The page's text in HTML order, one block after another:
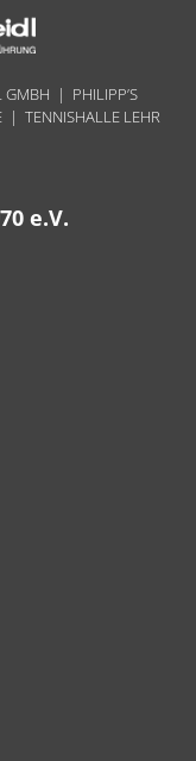
GMBH | PHILIPP’S
TENNISHALLE LEHR
e.V.